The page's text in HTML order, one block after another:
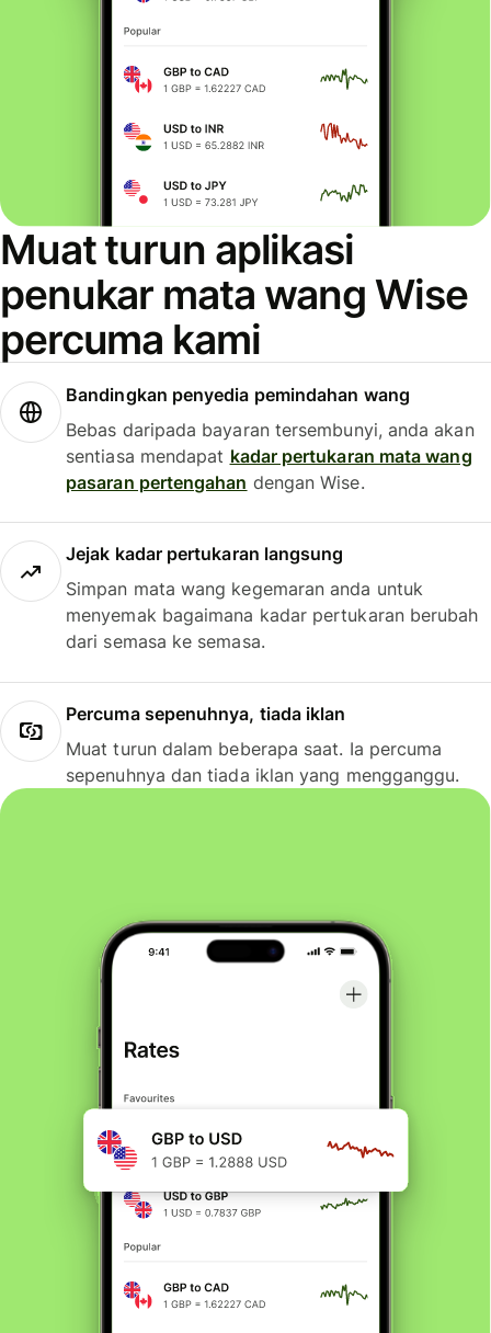
Muat turun aplikasi
penukar mata wang Wise
percuma kami
Bandingkan penyedia pemindahan wang
Bebas daripada bayaran tersembunyi, anda akan
sentiasa mendapat kadar pertukaran mata wang
pasaran pertengahan dengan Wise.
Jejak kadar pertukaran langsung
Simpan mata wang kegemaran anda untuk
menyemak bagaimana kadar pertukaran berubah
dari semasa ke semasa.
Percuma sepenuhnya, tiada iklan
Muat turun dalam beberapa saat. Ia percuma
sepenuhnya dan tiada iklan yang mengganggu.